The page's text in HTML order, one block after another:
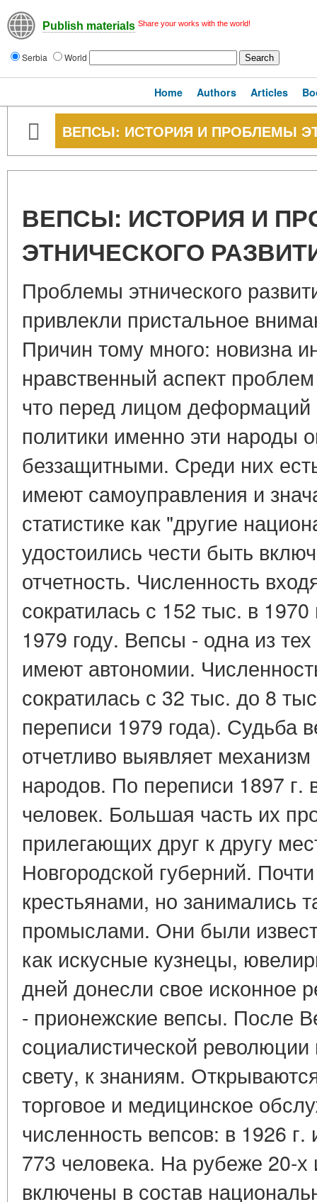
Publish materials Share your works with the world!
Serbia World
Home Authors Articles
ВЕПСЫ: ИСТОРИЯ И ПРОБЛЕМЫ
ВЕПСЫ: ИСТОРИЯ И
ЭТНИЧЕСКОГО
Проблемы этнического
привлекли пристальное
Причин тому много: новизна
нравственный аспект
что перед лицом деформаций
политики именно эти народы
беззащитными. Среди них
имеют самоуправления и
статистике как "другие
удостоились чести быть
отчетность. Численность
сократилась с 152 тыс. в
1979 году. Вепсы - одна из
имеют автономии.
сократилась с 32 тыс. до 8
переписи 1979 года). Судьба
отчетливо выявляет
народов. По переписи 1897
человек. Большая часть их
прилегающих друг к другу
Новгородской губерний.
крестьянами, но занимались
промыслами. Они были
как искусные кузнецы,
дней донесли свое исконное
- прионежские вепсы. После
социалистической
свету, к знаниям.
торговое и медицинское
численность вепсов: в 1926
773 человека. На рубеже 20-
включены в состав